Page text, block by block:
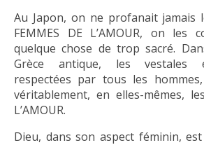
Au Japon, on ne profanait jamais
FEMMES DE L’AMOUR, on les
quelque chose de trop sacré.
Grèce antique, les vestales
respectées par tous les
véritablement, en elles-mêmes, les
L’AMOUR.
Dieu, dans son aspect féminin, est